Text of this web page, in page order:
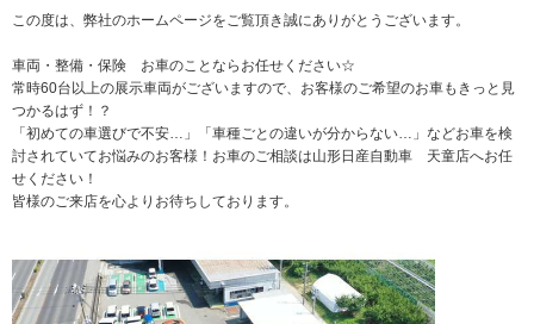
この度は、弊社のホームページをご覧頂き誠にありがとうございます。
車両・整備・保険 お車のことならお任せください☆
常時60台以上の展示車両がございますので、お客様のご希望のお車もきっと見
つかるはず！？
「初めての車選びで不安…」「車種ごとの違いが分からない…」などお車を検
討されていてお悩みのお客様！お車のご相談は山形日産自動車 天童店へお任
せください！
皆様のご来店を心よりお待ちしております。